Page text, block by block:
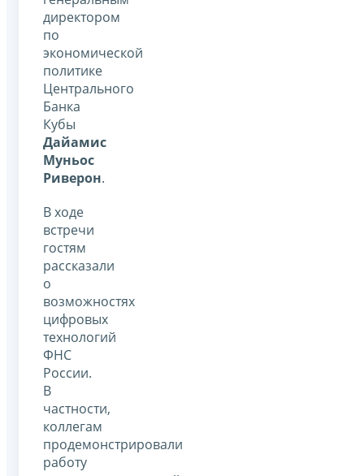
директором
по
экономической
политике
Центрального
Банка
Кубы
Дайамис
Муньос
Риверон.
В ходе
встречи
гостям
рассказали
о
возможностях
цифровых
технологий
ФНС
России.
В
частности,
коллегам
продемонстрировали
работу